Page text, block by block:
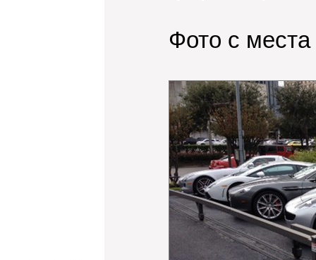
Фото с